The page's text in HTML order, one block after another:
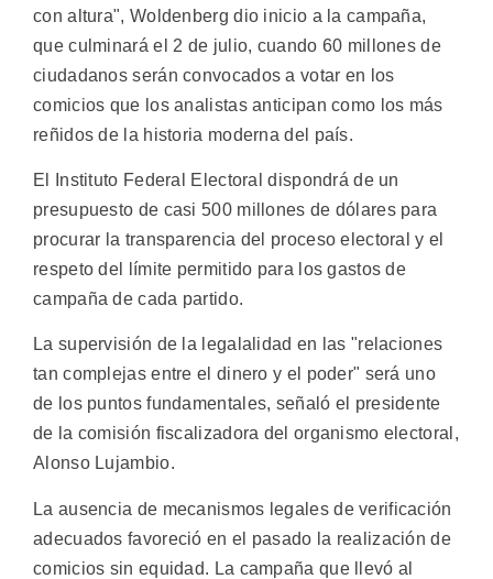
con altura", Woldenberg dio inicio a la campaña,
que culminará el 2 de julio, cuando 60 millones de
ciudadanos serán convocados a votar en los
comicios que los analistas anticipan como los más
reñidos de la historia moderna del país.
El Instituto Federal Electoral dispondrá de un
presupuesto de casi 500 millones de dólares para
procurar la transparencia del proceso electoral y el
respeto del límite permitido para los gastos de
campaña de cada partido.
La supervisión de la legalalidad en las "relaciones
tan complejas entre el dinero y el poder" será uno
de los puntos fundamentales, señaló el presidente
de la comisión fiscalizadora del organismo electoral,
Alonso Lujambio.
La ausencia de mecanismos legales de verificación
adecuados favoreció en el pasado la realización de
comicios sin equidad. La campaña que llevó al